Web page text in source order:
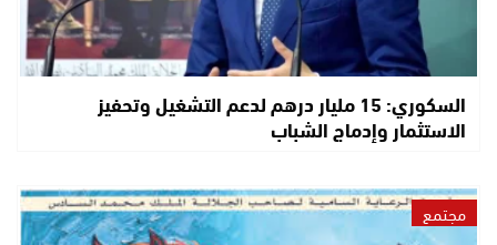
السكوري: 15 مليار درهم لدعم التشغيل وتحفيز
الاستثمار وإدماج الشباب
مجتمع